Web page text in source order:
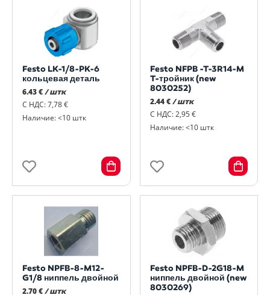
Festo LK-1/8-PK-6
кольцевая деталь
6.43 €/ штк
С НДС: 7,78 €
Наличие: <10 штк
Festo NFPB -T-3R14-M
T-тройник (new
8030252)
2.44 € / штк
С НДС: 2,95 €
Наличие: <10 штк
Festo NPFB-8-M12-
G1/8 ниппель двойной
2.70 €/ штк
Festo NPFB-D-2G18-M
ниппель двойной (new
8030269)